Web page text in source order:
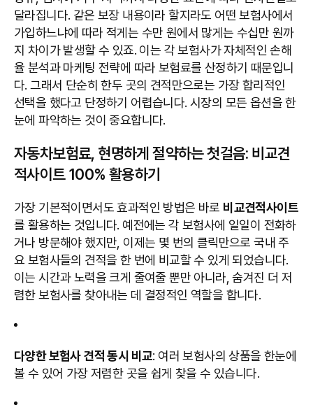
달라집니다. 같은 보장 내용이라 할지라도 어떤 보험사에서
가입하느냐에 따라 적게는 수만 원에서 많게는 수십만 원까
지 차이가 발생할 수 있죠. 이는 각 보험사가 자체적인 손해
율 분석과 마케팅 전략에 따라 보험료를 산정하기 때문입니
다. 그래서 단순히 한두 곳의 견적만으로는 가장 합리적인
선택을 했다고 단정하기 어렵습니다. 시장의 모든 옵션을 한
눈에 파악하는 것이 중요합니다.
자동차보험료, 현명하게 절약하는 첫걸음: 비교견
적사이트 100% 활용하기
가장 기본적이면서도 효과적인 방법은 바로 비교견적사이트
를 활용하는 것입니다. 예전에는 각 보험사에 일일이 전화하
거나 방문해야 했지만, 이제는 몇 번의 클릭만으로 국내 주
요 보험사들의 견적을 한 번에 비교할 수 있게 되었습니다.
이는 시간과 노력을 크게 줄여줄 뿐만 아니라, 숨겨진 더 저
렴한 보험사를 찾아내는 데 결정적인 역할을 합니다.
다양한 보험사 견적 동시 비교: 여러 보험사의 상품을 한눈에
볼 수 있어 가장 저렴한 곳을 쉽게 찾을 수 있습니다.